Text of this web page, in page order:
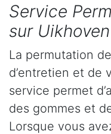
Service
sur Uikhoven
La permutation
d’entretien et de
service permet
des gommes et
Lorsque vous